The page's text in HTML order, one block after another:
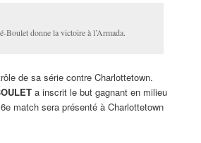
Boulet donne la victoire à l’Armada.
de sa série contre Charlottetown.
a inscrit le but gagnant en milieu
match sera présenté à Charlottetown